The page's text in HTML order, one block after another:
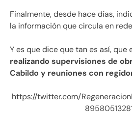
Finalmente, desde hace días,
la información que circula en
Y es que dice que tan es así, que
realizando supervisiones de
Cabildo y reuniones con
https://twitter.com/